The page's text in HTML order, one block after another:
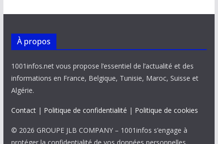
À propos
1001infos.net vous propose l’essentiel de l’actualité et des
informations en France, Belgique, Tunisie, Maroc, Suisse et
Algérie.
Contact| Politique de confidentialité | Politique de cookies
© 2026 GROUPE JLB COMPANY – 1001infos s’engage à
protéger la confidentialité de vos données personnelles,